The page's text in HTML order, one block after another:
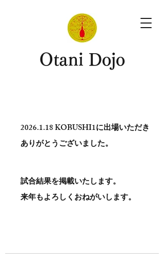
​Otani Dojo
2026.1.18KOBUSHI1に出場いただき
ありがとう​ございました。
試合結果を掲載いたします。
​来年もよろしくおねがいします。